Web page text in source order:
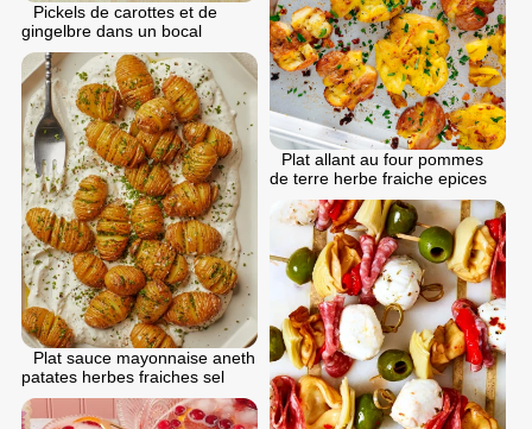
Pickels de carottes et de
gingelbre dans un bocal
Plat allant au four pommes
de terre herbe fraiche epices
Plat sauce mayonnaise aneth
patates herbes fraiches sel